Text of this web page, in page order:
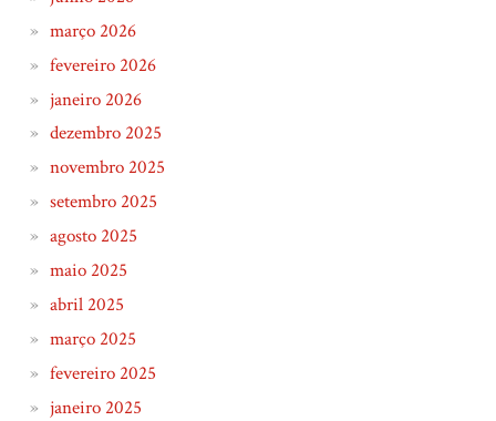
março 2026
fevereiro 2026
janeiro 2026
dezembro 2025
novembro 2025
setembro 2025
agosto 2025
maio 2025
abril 2025
março 2025
fevereiro 2025
janeiro 2025